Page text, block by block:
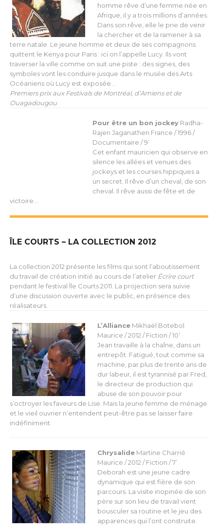
homme rêve d’une femme née en
Afrique, il y a trois millions d’années.
Dans son rêve, elle le prie de venir
la chercher et de la ramener à sa
terre natale. Le jeune homme et deux de ses compagnons
quittent le Kenya pour Paris : ici on l’appelle Lucy. Ils vont
traverser la ville comme on suit une piste : des signes, des
symboles vont les conduire jusque dans le musée des Arts
Océaniens où Lucy est exposée…
Premiers prix aux Festivals de Montréal, d’Amiens et de
Ouagadougou
Pour être un bon jockey Radha-
Rajen Jaganathen France / 1996 /
Documentaire / 9’
Cet enfant mauricien qui observe en
silence les allées et venues des
jockeys et les courses hippiques a
un secret. Il rêve d’un cheval, de son
cheval. Il rêve aussi de fête et de
victoire…
ÎLE COURTS – LA COLLECTION 2012
La collection 2012 présente les films qui sont l’aboutissement
du travail de création initié au cours de l’atelier Écrire court
pendant le festival Île Courts 2011. La projection sera suivie
d’une discussion ouverte avec le public, en présence des
réalisateurs.
L’Alliance Mikhaël Botebol
Maurice / 2012 / Fiction / 10’
Jean travaille à la chaîne, dans un
entrepôt. Fatigué, tout comme sa
machine, par plus de trente ans de
dur labeur, il est tyrannisé par Fred,
le directeur de production qui
abuse de son pouvoir pour
s’octroyer les faveurs de Lise. Mais la jeune femme de ménage
et le vieil ouvrier n’entendent peut-être pas se laisser faire
indéfiniment.
Chrysalide Martine Charrié
Maurice / 2012 / Fiction / 7’
Deborah est une jeune cadre
dynamique qui est fière de son
parcours. La visite inopinée de son
père sur son lieu de travail vient
bousculer sa routine et le jeu des
apparences qui l’ont construite.